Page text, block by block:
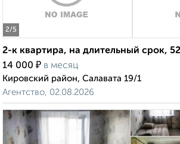
2/5
2-к квартира, на длительный срок,
14 000 ₽ в месяц
Кировский район, Салавата 19/1
Агентство, 02.08.2026